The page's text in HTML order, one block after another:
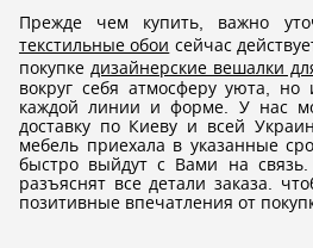
Прежде чем купить, важно
текстильные обои сейчас
покупке дизайнерские вешалки
вокруг себя атмосферу уюта,
каждой линии и форме. У нас
доставку по Киеву и всей
мебель приехала в указанные
быстро выйдут с Вами на
разъяснят все детали заказа.
позитивные впечатления от